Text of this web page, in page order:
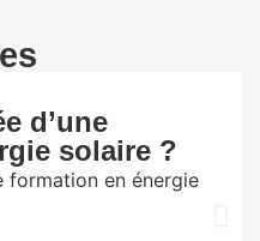
d’une
solaire ?
formation en énergie